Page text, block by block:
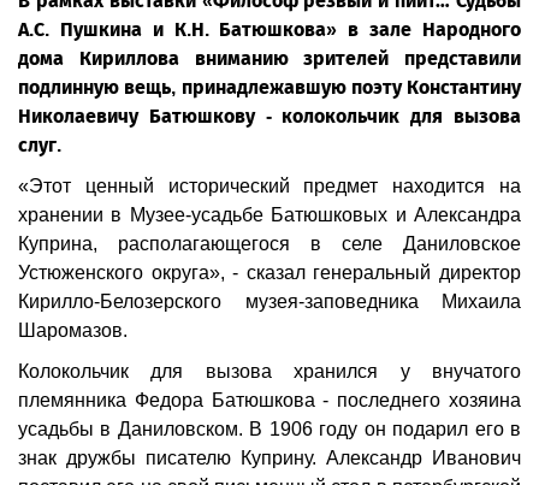
А.С. Пушкина и К.Н. Батюшкова» в зале Народного
дома Кириллова вниманию зрителей представили
подлинную вещь, принадлежавшую поэту Константину
Николаевичу Батюшкову - колокольчик для вызова
слуг.
«Этот ценный исторический предмет находится на
хранении в Музее-усадьбе Батюшковых и Александра
Куприна, располагающегося в селе Даниловское
Устюженского округа», - сказал генеральный директор
Кирилло-Белозерского музея-заповедника Михаила
Шаромазов.
Колокольчик для вызова хранился у внучатого
племянника Федора Батюшкова - последнего хозяина
усадьбы в Даниловском. В 1906 году он подарил его в
знак дружбы писателю Куприну. Александр Иванович